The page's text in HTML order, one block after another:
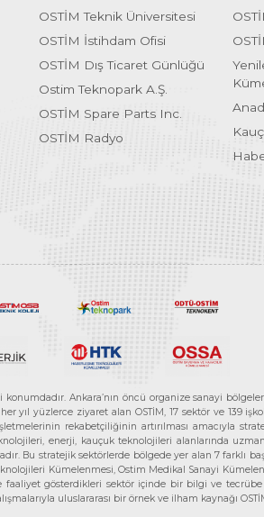
OSTİM Teknik Üniversitesi
OSTİM İstihdam Ofisi
OSTİM Dış Ticaret Günlüğü
Ostim Teknopark A.Ş.
OSTİM Spare Parts Inc.
OSTİM Radyo
Ankara’nın öncü organize sanayi
yüzlerce ziyaret alan OSTİM, 17 sektör ve 139
rekabetçiliğinin artırılması amacıyla
enerji, kauçuk teknolojileri alanlarında
Bu stratejik sektörlerde bölgede yer alan 7 farklı
Kümelenmesi, Ostim Medikal Sanayi
gösterdikleri sektör içinde bir bilgi ve
uluslararası bir örnek ve ilham kaynağı